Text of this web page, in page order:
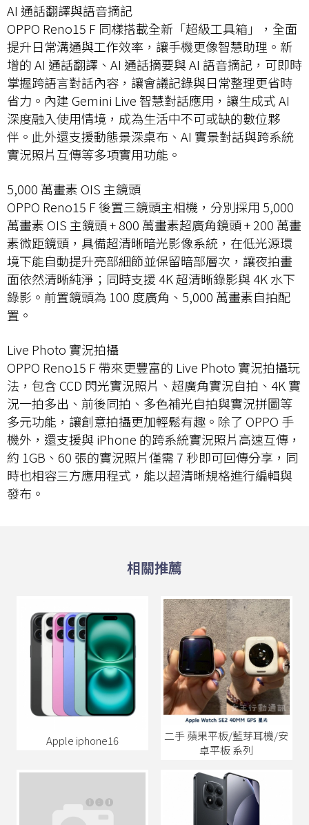
AI 通話翻譯與語音摘記
OPPO Reno15 F 同樣搭載全新「超級工具箱」，全面
提升日常溝通與工作效率，讓手機更像智慧助理。新
增的 AI 通話翻譯、AI 通話摘要與 AI 語音摘記，可即時
掌握跨語言對話內容，讓會議記錄與日常整理更省時
省力。內建 Gemini Live 智慧對話應用，讓生成式 AI
深度融入使用情境，成為生活中不可或缺的數位夥
伴。此外還支援動態景深桌布、AI 實景對話與跨系統
實況照片互傳等多項實用功能。
5,000 萬畫素 OIS 主鏡頭
OPPO Reno15 F 後置三鏡頭主相機，分別採用 5,000
萬畫素 OIS 主鏡頭 + 800 萬畫素超廣角鏡頭 + 200 萬畫
素微距鏡頭，具備超清晰暗光影像系統，在低光源環
境下能自動提升亮部細節並保留暗部層次，讓夜拍畫
面依然清晰純淨；同時支援 4K 超清晰錄影與 4K 水下
錄影。前置鏡頭為 100 度廣角、5,000 萬畫素自拍配
置。
Live Photo 實況拍攝
OPPO Reno15 F 帶來更豐富的 Live Photo 實況拍攝玩
法，包含 CCD 閃光實況照片、超廣角實況自拍、4K 實
況一拍多出、前後同拍、多色補光自拍與實況拼圖等
多元功能，讓創意拍攝更加輕鬆有趣。除了 OPPO 手
機外，還支援與 iPhone 的跨系統實況照片高速互傳，
約 1GB、60 張的實況照片僅需 7 秒即可回傳分享，同
時也相容三方應用程式，能以超清晰規格進行編輯與
發布。
Apple iphone16
二手 蘋果平板/藍芽耳機/安
卓平板 系列